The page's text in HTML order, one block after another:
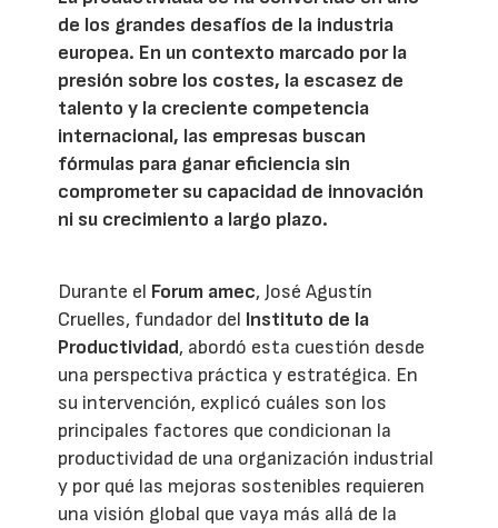
de los grandes desafíos de la industria
europea. En un contexto marcado por la
presión sobre los costes, la escasez de
talento y la creciente competencia
internacional, las empresas buscan
fórmulas para ganar eficiencia sin
comprometer su capacidad de innovación
ni su crecimiento a largo plazo.
Durante el Forum amec, José Agustín
Cruelles, fundador del Instituto de la
Productividad, abordó esta cuestión desde
una perspectiva práctica y estratégica. En
su intervención, explicó cuáles son los
principales factores que condicionan la
productividad de una organización industrial
y por qué las mejoras sostenibles requieren
una visión global que vaya más allá de la